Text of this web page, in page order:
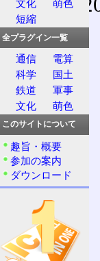
文化
萌色
短縮
全プラグイン一覧
通信
電算
科学
国土
鉄道
軍事
文化
萌色
このサイトについて
趣旨・概要
参加の案内
ダウンロード